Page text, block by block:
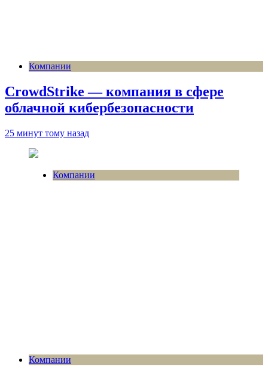
Компании
CrowdStrike — компания в сфере
облачной кибербезопасности
25 минут тому назад
Компании
Компании